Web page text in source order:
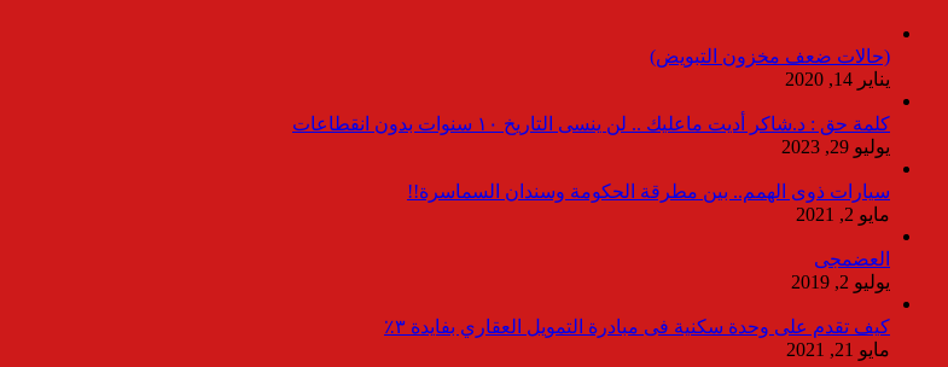
(حالات ضعف مخزون التبويض)
يناير 14, 2020
كلمة حق : د.شاكر أديت ماعليك .. لن ينسى التاريخ ١٠ سنوات بدون انقطاعات
يوليو 29, 2023
سيارات ذوى الهمم.. بين مطرقة الحكومة وسندان السماسرة!!
مايو 2, 2021
العضمجى
يوليو 2, 2019
كيف تقدم على وحدة سكنية فى مبادرة التمويل العقاري بفايدة ٣٪
مايو 21, 2021